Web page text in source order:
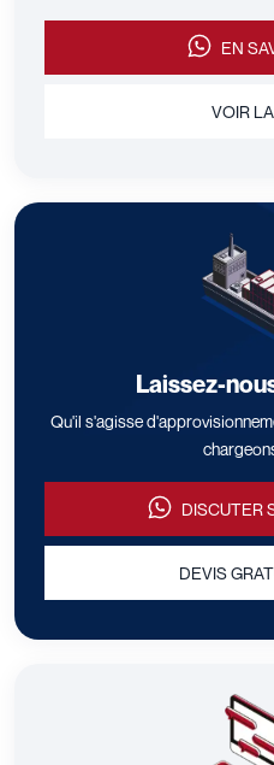
EN
VOIR
Laissez-
Qu'il s'agisse
DISCUTER
DEVIS